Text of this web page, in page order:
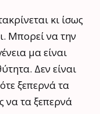
κι ίσως
Μπορεί να την
μα είναι
Δεν είναι
ξεπερνά τα
να τα ξεπερνά